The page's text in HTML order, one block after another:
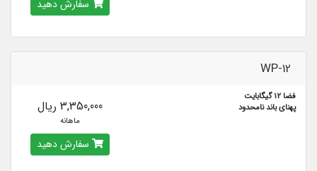
سفارش دهید
WP-12
فضا 12 گیگابایت
پهنای باند نامحدود
3,350,000 ریال
ماهانه
سفارش دهید